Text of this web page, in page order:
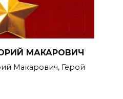
МАКАРОВИЧ
Макарович, Герой